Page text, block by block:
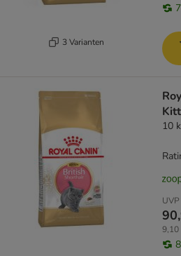
3 Varianten
10
UVP
9,10